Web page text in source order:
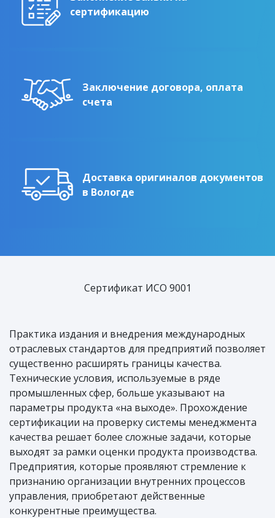
сертификацию
Заключение договора, оплата
счета
Доставка оригиналов документов
в Вологде
Сертификат ИСО 9001
Практика издания и внедрения международных
отраслевых стандартов для предприятий позволяет
существенно расширять границы качества.
Технические условия, используемые в ряде
промышленных сфер, больше указывают на
параметры продукта «на выходе». Прохождение
сертификации на проверку системы менеджмента
качества решает более сложные задачи, которые
выходят за рамки оценки продукта производства.
Предприятия, которые проявляют стремление к
признанию организации внутренних процессов
управления, приобретают действенные
конкурентные преимущества.